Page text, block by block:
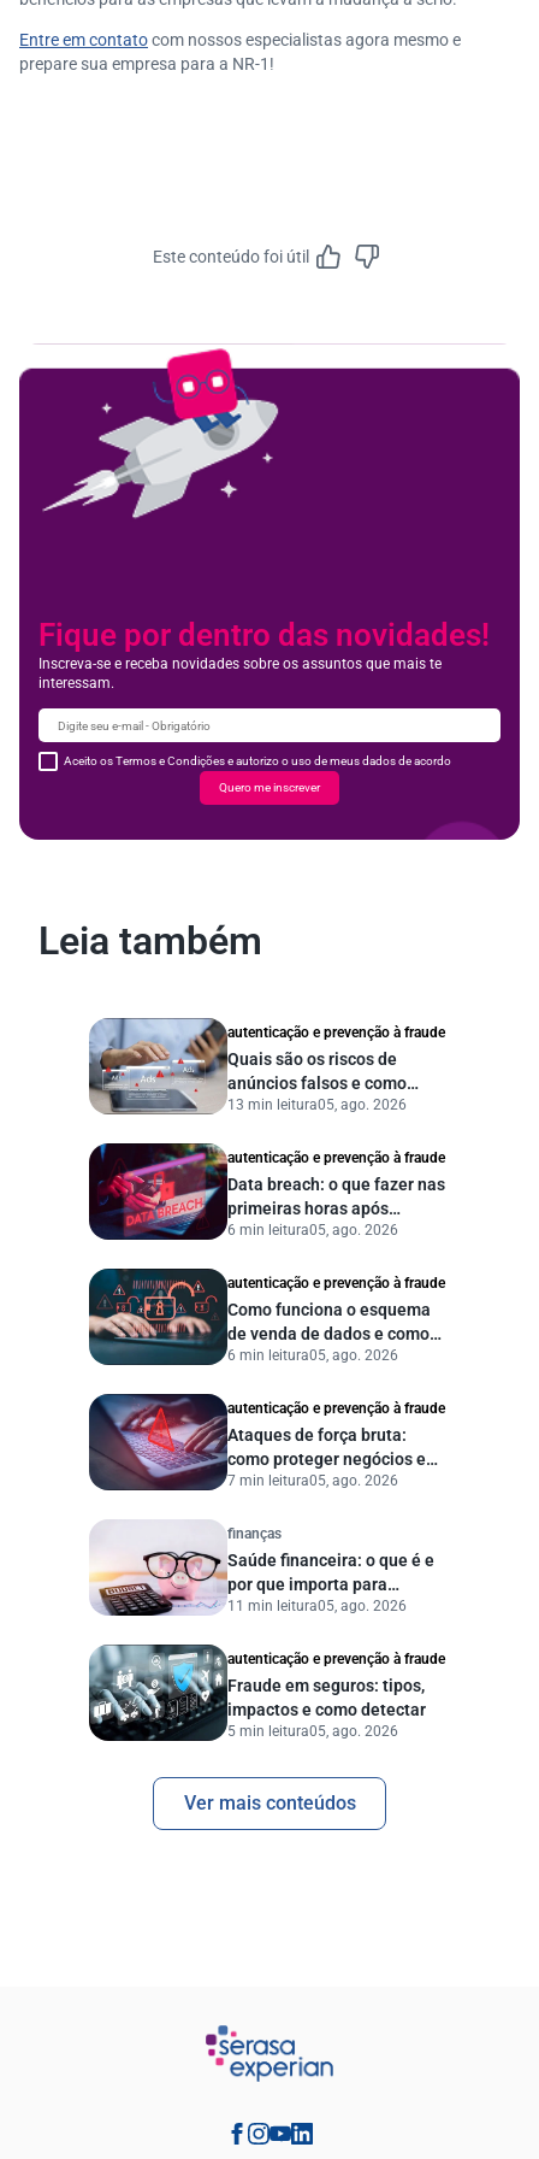
Entre em contatocom nossos especialistas agora mesmo e
prepare sua empresa para a NR-1!
Este conteúdo foi útil
Fique por dentro das novidades!
Inscreva-se e receba novidades sobre os assuntos que mais te
interessam.
Aceito os Termos e Condições e autorizo o uso de meus dados de acordo
Quero me inscrever
Leia também
autenticação e prevenção à fraude
Quais são os riscos de
anúncios falsos e como
proteger seu negócio?
13 min leitura05, ago. 2026
autenticação e prevenção à fraude
Data breach: o que fazer nas
primeiras horas após
vazamento de dados?
6 min leitura05, ago. 2026
autenticação e prevenção à fraude
Como funciona o esquema
de venda de dados e como
proteger sua empresa?
6 min leitura05, ago. 2026
autenticação e prevenção à fraude
Ataques de força bruta:
como proteger negócios e
dados digitais
7 min leitura05, ago. 2026
finanças
Saúde financeira: o que é e
por que importa para
pessoas e empresas?
11 min leitura05, ago. 2026
autenticação e prevenção à fraude
Fraude em seguros: tipos,
impactos e como detectar
5 min leitura05, ago. 2026
Ver mais conteúdos